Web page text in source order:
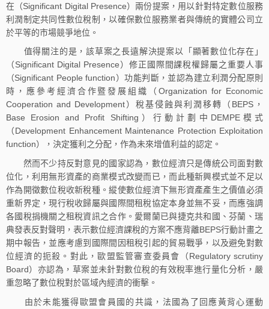
在（Significant Digital Presence）兩份提案，用以針對特定數位服務
利潤制定共同性數位稅制，以確保數位服務業者與傳統的實體公司立
於平等的市場競爭地位。
值得關注的是，該草案之長遠解決提案以「顯著數位化存在」
（Significant Digital Presence）修正國際間課稅權歸屬之重要人事
（Significant People function）功能判斷，並認為建立利潤分配原則
時，應參考經濟合作暨發展組織（Organization for Economic
Cooperation and Development）稅基侵蝕與利潤移轉（BEPS，
Base Erosion and Profit Shifting）行動計劃中DEMPE模式
（Development Enhancement Maintenance Protection Exploitation
function），決定獲利之分配，作為未來增值利益的認定。
然而不少持反對意見的國家認為，數位經濟只是傳統公司面對數
位化，利用無形資產的商業模式改變而已，而此種新興模式並不足以
作為開徵數位稅收新稅種。縱使數位經濟下無形資產產生之價值必須
重新界定，現行稅收歸屬與國際間租稅協定本身並無不妥，而應強調
各國稅捐機關之租稅資訊之合作。愛爾蘭已與捷克共和國、芬蘭、瑞
典發表反對聲明，表示數位經濟課稅的方案不應背離BEPS行動計畫之
期中報告，並應考慮到國際間因租稅引起的貿易戰爭，以及避免對數
位經濟的扼殺。對此，歐盟監管審查委員會（Regulatory scrutiny
Board）亦認為，草案並未針對數位稅的有效稅率進行量化分析，嚴
重忽略了數位稅對於區域內經濟的衝擊。
由於未能獲得歐盟會員國的共識，法國為了回應黃背心運動